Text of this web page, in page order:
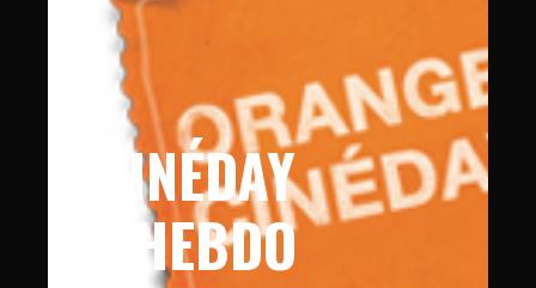
CINÉDAY
L’HEBDO